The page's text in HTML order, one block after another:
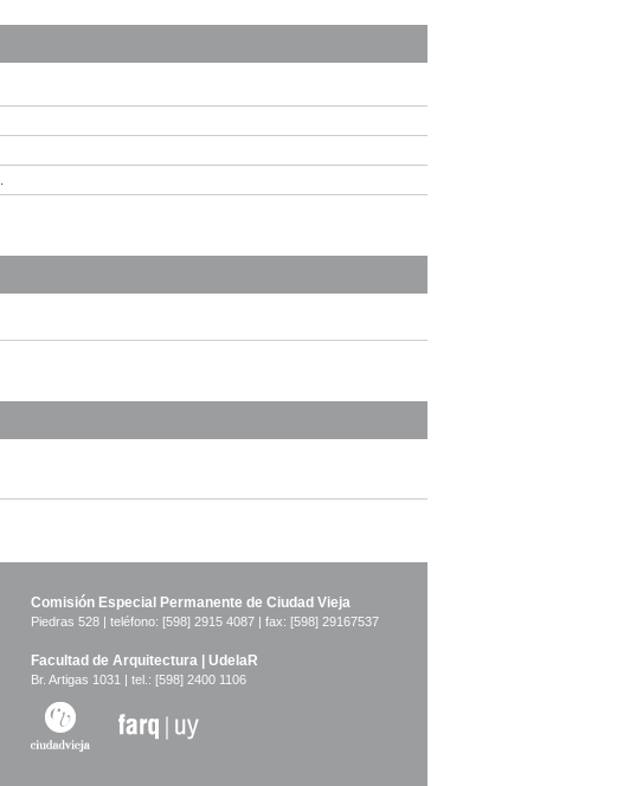
Comisión Especial Permanente de Ciudad Vieja
Piedras 528 | teléfono: [598] 2915 4087 | fax: [598] 29167537
Facultad de Arquitectura | UdelaR
Br. Artigas 1031 | tel.: [598] 2400 1106